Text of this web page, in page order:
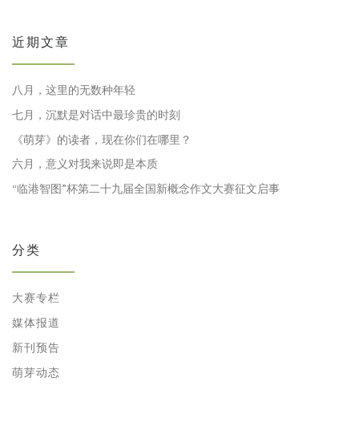
近期文章
八月，这里的无数种年轻
七月，沉默是对话中最珍贵的时刻
《萌芽》的读者，现在你们在哪里？
六月，意义对我来说即是本质
“临港智图”杯第二十九届全国新概念作文大赛征文启事
分类
大赛专栏
媒体报道
新刊预告
萌芽动态